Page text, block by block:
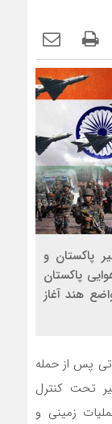
پاکستان و
پاکستان
هند آغاز
پس از حمله
تحت کنترل
زمینی و